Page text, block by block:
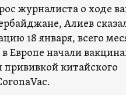
журналиста о ходе
Алиев
18 января, всего
в Европе начали
китайского